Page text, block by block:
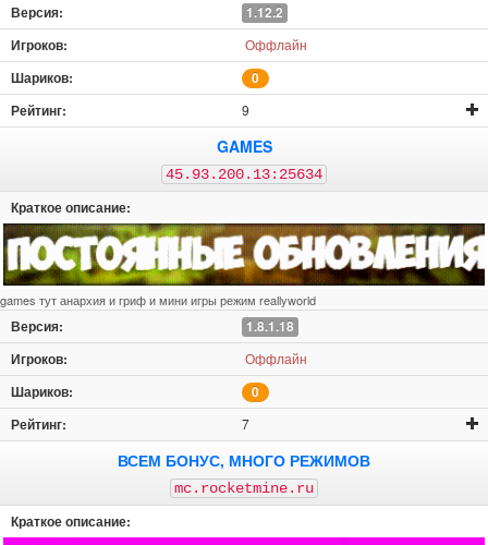
1.12.2
Оффлайн
0
9
GAMES
45.93.200.13:25634
games тут анархия и гриф и мини игры режим reallyworld
1.8.1.18
Оффлайн
0
7
ВСЕМ БОНУС, МНОГО РЕЖИМОВ
mc.rocketmine.ru